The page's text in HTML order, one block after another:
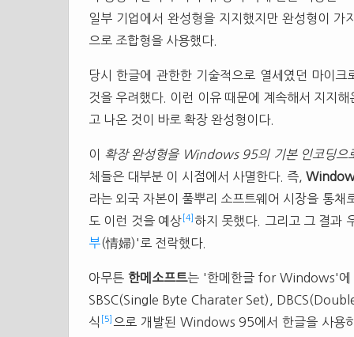
일부 기업에서 완성형을 지지했지만 완성형이
으로 조합형을 사용했다.
당시 한글에 관한한 기술적으로 열세였던 마이
것을 우려했다. 이런 이유 때문에 계속해서 지지
고 나온 것이 바로 확장 완성형이다.
이 확장 완성형을 Windows 95의 기본 인코딩으
체들은 대부분 이 시점에서 사멸한다. 즉,
라는 외국 자본이 풀뿌리 소프트웨어 시장을 통
도 이런 것을 예상 [4] 하지 못했다. 그리고 그 결과
부(情婦)'로 전락했다.
아무튼한메소프트는 '한메한글 for Windows'에
SBSC(Single Byte Charater Set),
식
[5]
으로 개발된 Windows 95에서 한글을 사